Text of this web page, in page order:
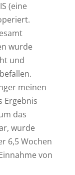
(eine
wurde
und
meinen
Ergebnis
das
wurde
6,5 Wochen
von